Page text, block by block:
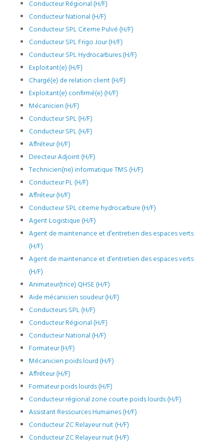
Conducteur Régional (H/F)
Conducteur National (H/F)
Conducteur SPL Citerne Pulvé (H/F)
Conducteur SPL Frigo Jour (H/F)
Conducteur SPL Hydrocarbures (H/F)
Exploitant(e) (H/F)
Chargé(e) de relation client (H/F)
Exploitant(e) confirmé(e) (H/F)
Mécanicien (H/F)
Conducteur SPL (H/F)
Conducteur SPL (H/F)
Affréteur (H/F)
Directeur Adjoint (H/F)
Technicien(ne) informatique TMS (H/F)
Conducteur PL (H/F)
Affréteur (H/F)
Conducteur SPL citerne hydrocarbure (H/F)
Agent Logistique (H/F)
Agent de maintenance et d’entretien des espaces verts
(H/F)
Agent de maintenance et d’entretien des espaces verts
(H/F)
Animateur(trice) QHSE (H/F)
Aide mécanicien soudeur (H/F)
Conducteurs SPL (H/F)
Conducteur Régional (H/F)
Conducteur National (H/F)
Formateur (H/F)
Mécanicien poids lourd (H/F)
Affréteur (H/F)
Formateur poids lourds (H/F)
Conducteur régional zone courte poids lourds (H/F)
Assistant Ressources Humaines (H/F)
Conducteur ZC Relayeur nuit (H/F)
Conducteur ZC Relayeur nuit (H/F)